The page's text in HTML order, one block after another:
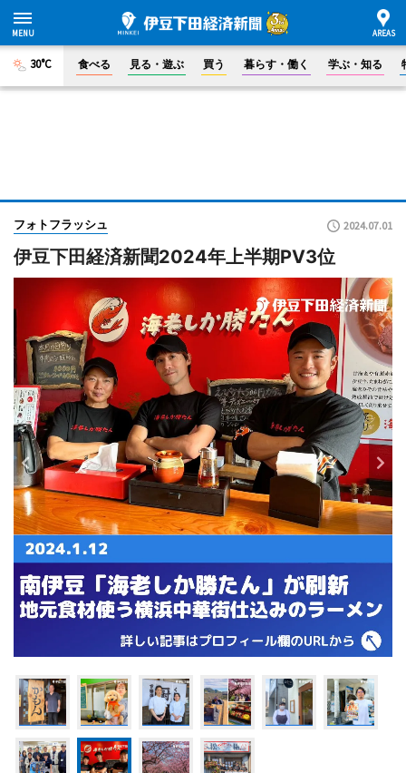
30°C 食べる 見る・遊ぶ 買う 暮らす・働く 学ぶ・知る
フォトフラッシュ 2024.07.01
伊豆下田経済新聞2024年上半期PV3位